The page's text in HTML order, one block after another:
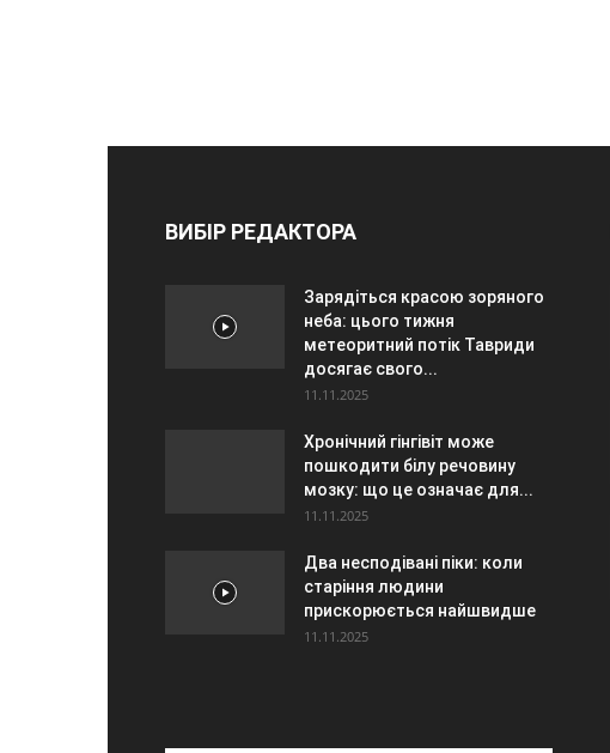
ВИБІР РЕДАКТОРА
Зарядіться красою зоряного
неба: цього тижня
метеоритний потік Тавриди
досягає свого...
11.11.2025
Хронічний гінгівіт може
пошкодити білу речовину
мозку: що це означає для...
11.11.2025
Два несподівані піки: коли
старіння людини
прискорюється найшвидше
11.11.2025